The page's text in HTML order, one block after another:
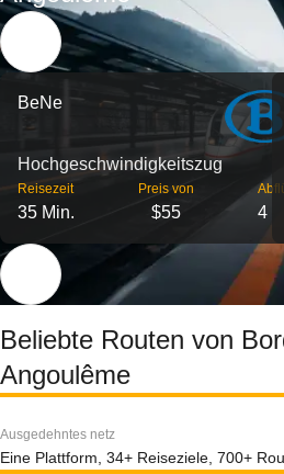
BeNe
Hochgeschwindigkeitszug
Reisezeit
35 Min.
Preis von
$55 4
Beliebte Routen von
Angoulême
Ausgedehntes netz
Eine Plattform, 34+ Reiseziele, 700+